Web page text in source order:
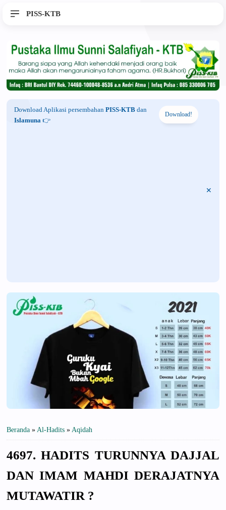
PISS-KTB
Download Aplikasi persembahan PISS-KTB dan
Islamuna 👉
Download!
Beranda » Al-Hadits » Aqidah
4697. HADITS TURUNNYA DAJJAL
DAN IMAM MAHDI DERAJATNYA
MUTAWATIR ?